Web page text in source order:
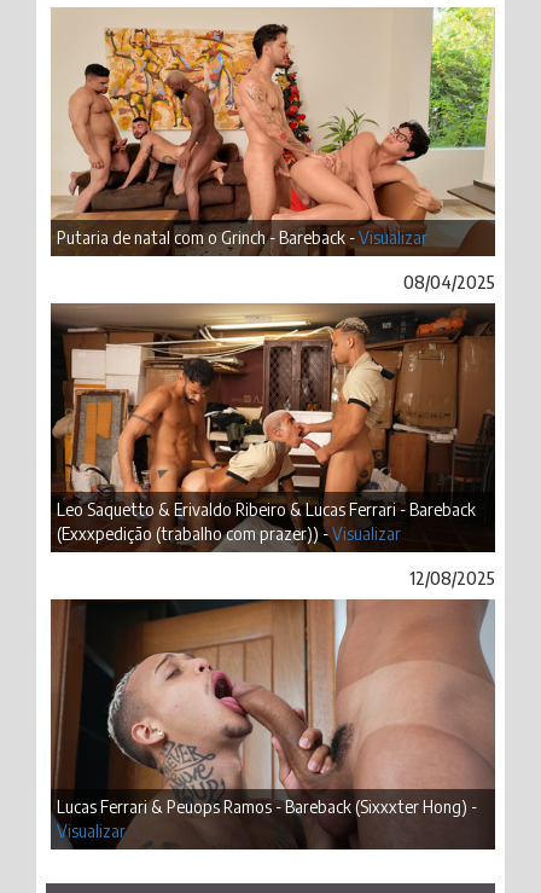
Putaria de natal com o Grinch - Bareback -Visualizar
08/04/2025
Leo Saquetto & Erivaldo Ribeiro & Lucas Ferrari - Bareback
(Exxxpedição (trabalho com prazer)) -Visualizar
12/08/2025
Lucas Ferrari & Peuops Ramos - Bareback (Sixxxter Hong) -
Visualizar